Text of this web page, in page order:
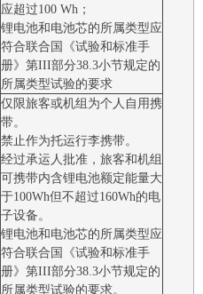
应超过100 Wh；
锂电池和电池芯的所属类型应
符合联合国《试验和标准手
册》第III部分38.3小节规定的
所属类型试验的要求
仅限旅客或机组为个人自用携
带。
禁止作为托运行李携带。
经过承运人批准，旅客和机组
可携带内含锂电池额定能量大
于100Wh但不超过160Wh的电
子设备。
锂电池和电池芯的所属类型应
符合联合国《试验和标准手
册》第III部分38.3小节规定的
所属类型试验的要求。